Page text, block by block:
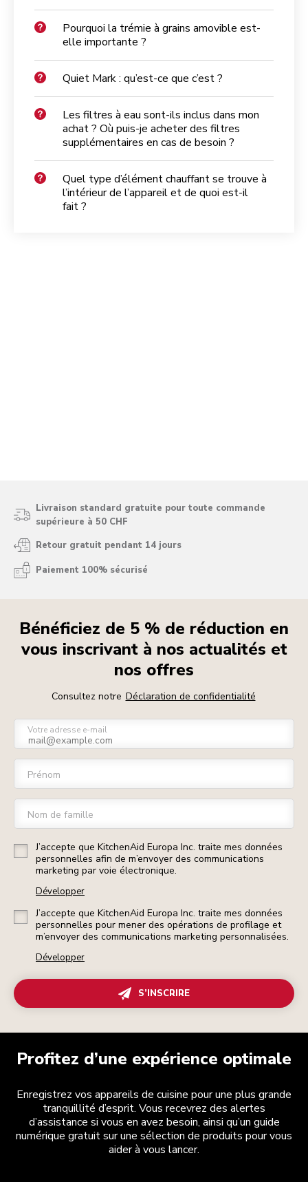
Pourquoi la trémie à grains amovible est-
elle importante ?
Quiet Mark : qu’est-ce que c’est ?
Les filtres à eau sont-ils inclus dans mon
achat ? Où puis-je acheter des filtres
supplémentaires en cas de besoin ?
Quel type d’élément chauffant se trouve à
l’intérieur de l’appareil et de quoi est-il
fait ?
Livraison standard gratuite pour toute commande
supérieure à 50 CHF
Retour gratuit pendant 14 jours
Paiement 100% sécurisé
Bénéficiez de 5 % de réduction en
vous inscrivant à nos actualités et
nos offres
Consultez notre Déclaration de confidentialité
Votre adresse e-mail
Prénom
Nom de famille
J’accepte que KitchenAid Europa Inc. traite mes données
personnelles afin de m’envoyer des communications
marketing par voie électronique.
Développer
J’accepte que KitchenAid Europa Inc. traite mes données
personnelles pour mener des opérations de profilage et
m’envoyer des communications marketing personnalisées.
Développer
S’INSCRIRE
Profitez d’une expérience optimale
Enregistrez vos appareils de cuisine pour une plus grande
tranquillité d’esprit. Vous recevrez des alertes
d’assistance si vous en avez besoin, ainsi qu’un guide
numérique gratuit sur une sélection de produits pour vous
aider à vous lancer.